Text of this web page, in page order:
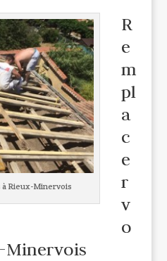
Rieux-Minervois
R
e
m
pl
a
c
e
r
v
o
Minervois